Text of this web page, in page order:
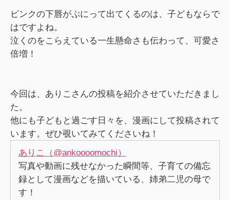
ピンクの下唇がぷにって出てくるのは、子どもならで
はですよね。
泣くのをこらえている一生懸命さも伝わって、可愛さ
倍増！
今回は、ありこさんの投稿を紹介させていただきまし
た。
他にも子どもと過ごす日々を、漫画にして投稿されて
います。ぜひ覗いてみてくださいね！
ありこ（@ankoooomochi）
写真や動画に残せなかった瞬間等、子育ての備忘
録として漫画などを描いている、姉弟二児の母で
す！